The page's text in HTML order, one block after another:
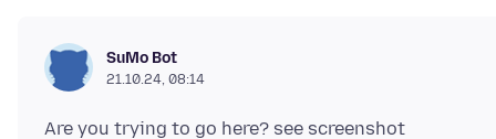
SuMo Bot
21.10.24, 08:14